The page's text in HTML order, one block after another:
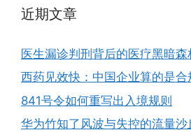
近期文章
医生漏诊判刑背后的医疗黑暗森
西药见效快：中国企业算的是合
841号令如何重写出入境规则
华为竹知了风波与失控的流量沙